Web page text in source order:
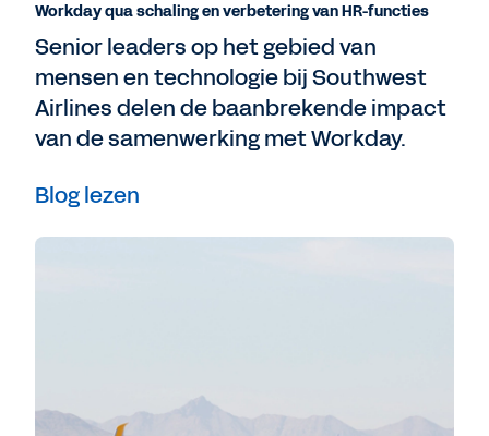
Workday qua schaling en verbetering van HR-functies
Senior leaders op het gebied van
mensen en technologie bij Southwest
Airlines delen de baanbrekende impact
van de samenwerking met Workday.
Blog lezen